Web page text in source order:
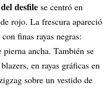
desfile se centró en
rojo. La frescura apareció
finas rayas negras:
ancha. También se
en rayas gráficas en
sobre un vestido de